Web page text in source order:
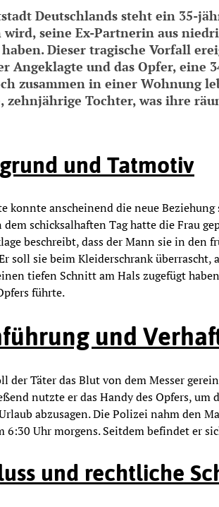
Deutschlands steht ein 35-
seine Ex-Partnerin aus
Dieser tragische Vorfall
Angeklagte und das Opfer, eine
zusammen in einer Wohnung
zehnjährige Tochter, was ihre
und Tatmotiv
konnte anscheinend die neue
dem schicksalhaften Tag hatte die Frau
beschreibt, dass der Mann sie in
soll sie beim Kleiderschrank
tiefen Schnitt am Hals zugefügt
führte.
und
der Täter das Blut von dem Messer
nutzte er das Handy des Opfers, um
abzusagen. Die Polizei nahm den
6:30 Uhr morgens. Seitdem befindet er
und rechtliche